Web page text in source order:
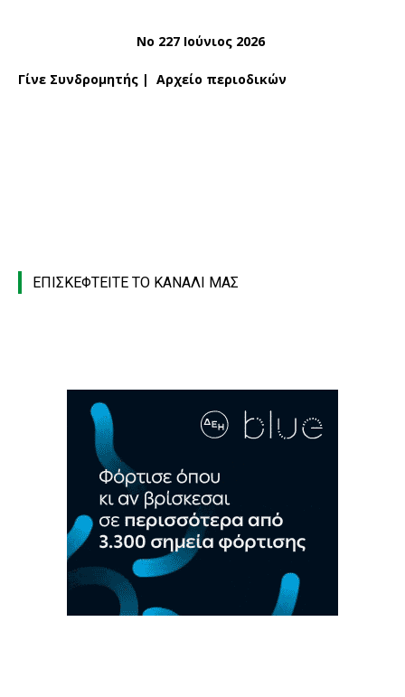
Νο 227 Ιούνιος 2026
Γίνε Συνδρομητής | Αρχείο περιοδικών
ΕΠΙΣΚΕΦΤΕΙΤΕ ΤΟ ΚΑΝΑΛΙ ΜΑΣ